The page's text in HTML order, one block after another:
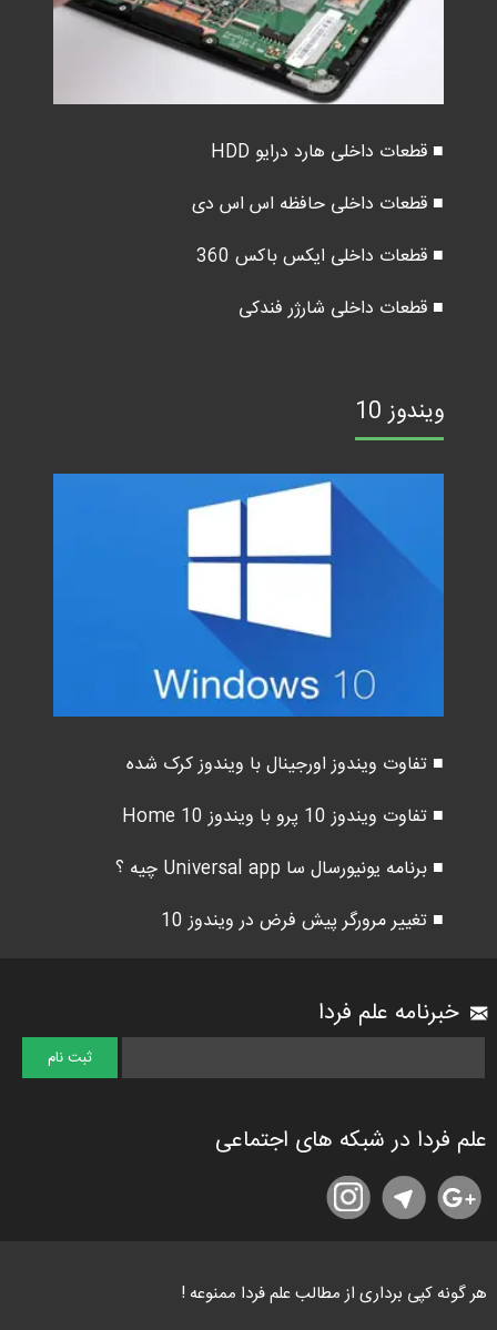
■ قطعات داخلی هارد درایو HDD
■ قطعات داخلی حافظه اس اس دی
■ قطعات داخلی ایکس باکس 360
■ قطعات داخلی شارژر فندکی
ویندوز 10
■ تفاوت ویندوز اورجینال با ویندوز کرک شده
■ تفاوت ویندوز 10 پرو با ویندوز 10 Home
■ برنامه یونیورسال سا Universal app چیه ؟
■ تغییر مرورگر پیش فرض در ویندوز 10
خبرنامه علم فردا
علم فردا در شبکه های اجتماعی
هر گونه کپی برداری از مطالب علم فردا ممنوعه !